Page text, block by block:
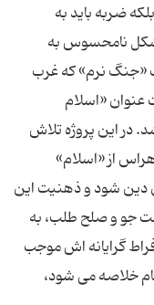
ضربه باید به
نامحسوس به
«جنگ نرم» که غرب
عنوان «اسلام
در این پروژه تلاش
از «اسلام»
دین شود و ذهنیت این
جو و صلح طلب، به
گرایانه اش موجب
خلاصه می شود،